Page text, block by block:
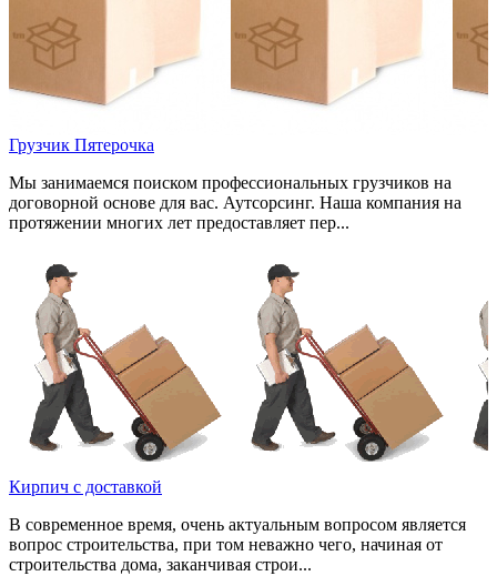
Грузчик Пятерочка
Мы занимаемся поиском профессиональных грузчиков на
договорной основе для вас. Аутсорсинг. Наша компания на
протяжении многих лет предоставляет пер...
Кирпич с доставкой
В современное время, очень актуальным вопросом является
вопрос строительства, при том неважно чего, начиная от
строительства дома, заканчивая строи...